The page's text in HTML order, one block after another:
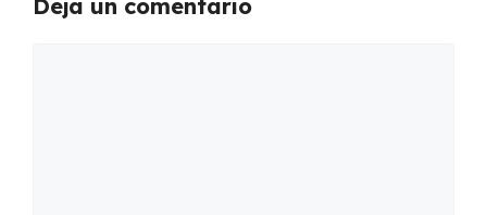
Deja un comentario